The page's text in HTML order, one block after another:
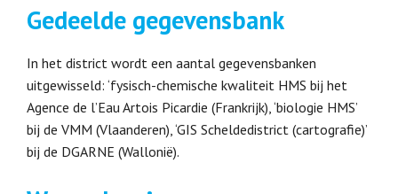
Gedeelde gegevensbank
In het district wordt een aantal gegevensbanken
uitgewisseld: ‘fysisch-chemische kwaliteit HMS bij het
Agence de l’Eau Artois Picardie (Frankrijk), ‘biologie HMS’
bij de VMM (Vlaanderen), ‘GIS Scheldedistrict (cartografie)’
bij de DGARNE (Wallonië).